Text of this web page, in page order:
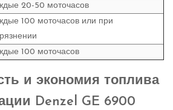
20-50 моточасов
100 моточасов или при
100 моточасов
и экономия топлива
Denzel GE 6900